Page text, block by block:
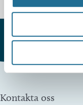
Kontakta oss